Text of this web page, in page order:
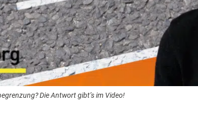
Die Antwort gibt’s im Video!